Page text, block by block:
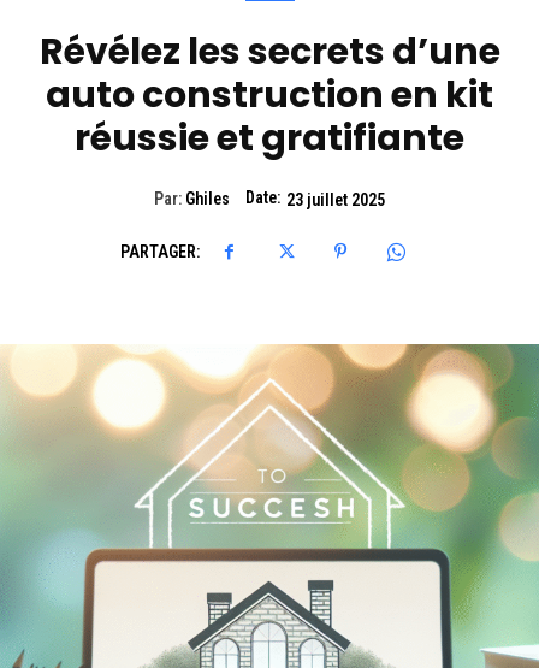
Révélez les secrets d’une
auto construction en kit
réussie et gratifiante
Par: Ghiles Date: 23 juillet 2025
PARTAGER: